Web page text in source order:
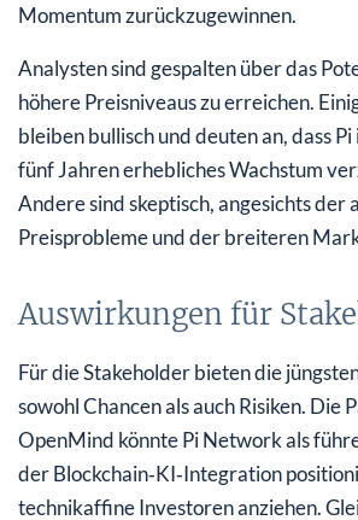
Momentum zurückzugewinnen.
Analysten sind gespalten über das
höhere Preisniveaus zu erreichen.
bleiben bullisch und deuten an, dass
fünf Jahren erhebliches Wachstum
Andere sind skeptisch, angesichts der
Preisprobleme und der breiteren
Auswirkungen für
Für die Stakeholder bieten die
sowohl Chancen als auch Risiken. Die
OpenMind könnte Pi Network als
der Blockchain‑KI‑Integration
technikaffine Investoren anziehen.